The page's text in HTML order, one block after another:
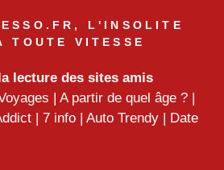
L'INSOLITE
TOUTE VITESSE
lecture des sites amis
| A partir de quel âge ? |
| 7 info | Auto Trendy | Date